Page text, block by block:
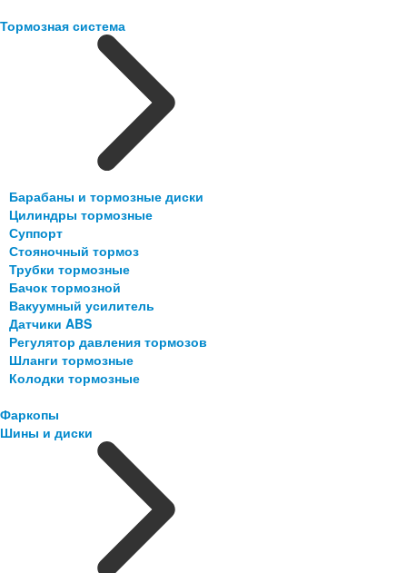
Тормозная система
Барабаны и тормозные диски
Цилиндры тормозные
Суппорт
Стояночный тормоз
Трубки тормозные
Бачок тормозной
Вакуумный усилитель
Датчики ABS
Регулятор давления тормозов
Шланги тормозные
Колодки тормозные
Фаркопы
Шины и диски